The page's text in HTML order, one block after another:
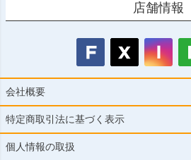
店舗情報
会社概要
特定商取引法に基づく表示
個人情報の取扱